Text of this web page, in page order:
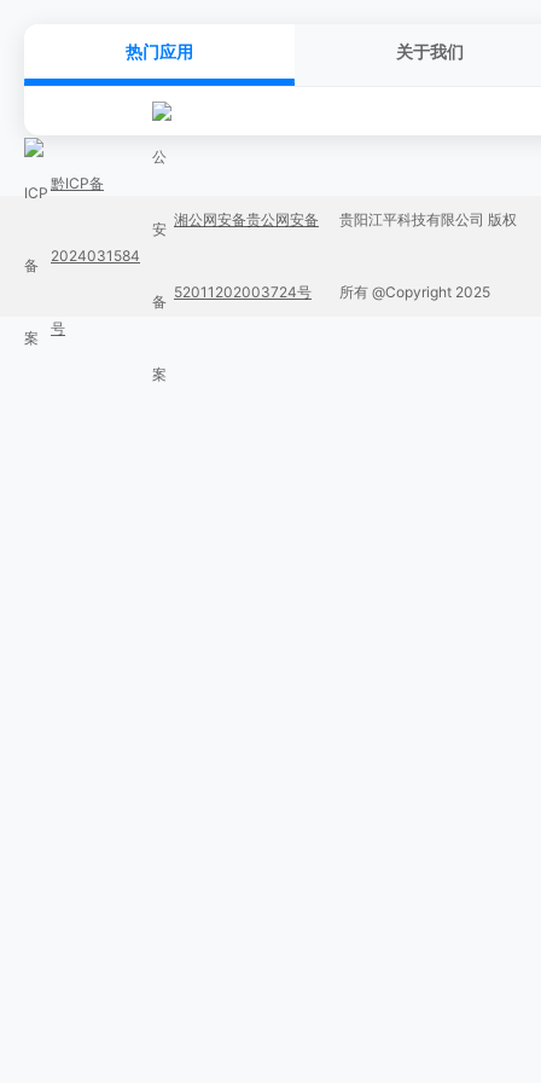
热门应用 关于我们
黔ICP备
2024031584
号
湘公网安备贵公网安备
52011202003724号
贵阳江平科技有限公司 版权
所有 @Copyright 2025